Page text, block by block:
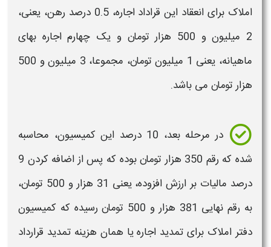
املاک برای انعقاد این قراداداجاره
، 0.5 درصد رهن، یعنی،
2 میلیون و 500 هزار تومان و یک چهارم
اجاره بهای
ماهیانه، یعنی 1 میلیون تومان، مجموعا، 3 میلیون و 500
هزار تومان می باشد.
در مرحله بعد، 10 درصد این کمیسیون، محاسبه
شده که رقم 350 هزار تومان بوده که پس از اضافه کردن 9
درصد مالیات بر ارزش افزوده، یعنی 31 هزار و 500 تومان،
به رقم نهایی 381 هزار و 500 تومان رسیده که کمیسیون
دفتر املاک برای تمدید اجارهیا همان هزینه تمدید قرارداد